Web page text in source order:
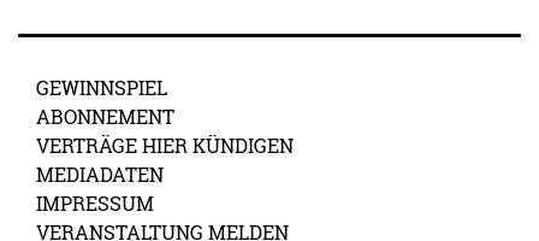
GEWINNSPIEL
ABONNEMENT
VERTRÄGE HIER KÜNDIGEN
MEDIADATEN
IMPRESSUM
VERANSTALTUNG MELDEN